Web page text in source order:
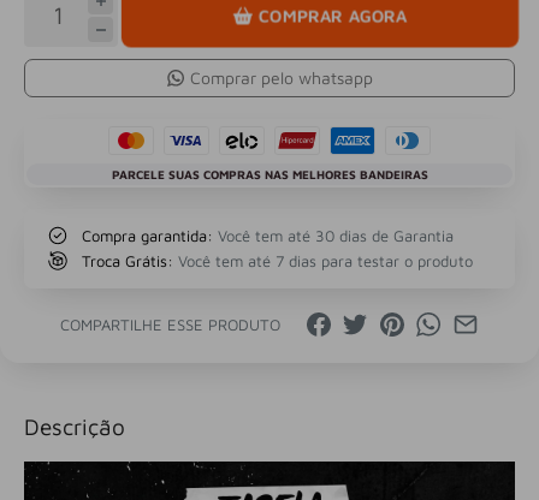
COMPRAR AGORA
Comprar pelo whatsapp
PARCELE SUAS COMPRAS NAS MELHORES BANDEIRAS
Compra garantida: Você tem até 30 dias de Garantia
Troca Grátis: Você tem até 7 dias para testar o produto
COMPARTILHE ESSE PRODUTO
Descrição